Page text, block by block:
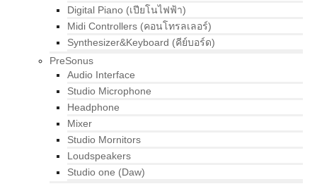
Digital Piano (เปียโนไฟฟ้า)
Midi Controllers (คอนโทรลเลอร์)
Synthesizer&Keyboard (คีย์บอร์ด)
PreSonus
Audio Interface
Studio Microphone
Headphone
Mixer
Studio Mornitors
Loudspeakers
Studio one (Daw)